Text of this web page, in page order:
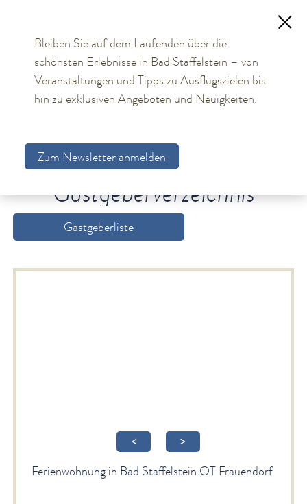
TOURISMUS
Aktuelles
Unterkünfte
Gastgeberverzeichnis
Gästekarte
Gastgeberverzeichnis
Gastgeberliste
< >
Ferienwohnung in Bad Staffelstein OT Frauendorf
Bleiben Sie auf dem Laufenden über die
schönsten Erlebnisse in Bad Staffelstein – von
Veranstaltungen und Tipps zu Ausflugszielen bis
hin zu exklusiven Angeboten und Neuigkeiten.
Zum Newsletter anmelden